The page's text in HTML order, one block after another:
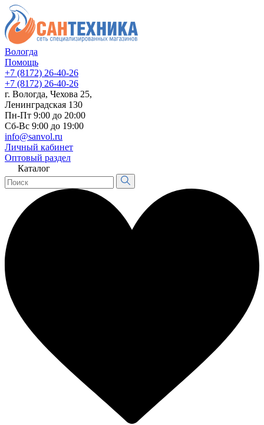
Вологда
Помощь
+7 (8172) 26-40-26
+7 (8172) 26-40-26
г. Вологда, Чехова 25,
Ленинградская 130
Пн-Пт 9:00 до 20:00
Сб-Вс 9:00 до 19:00
info@sanvol.ru
Личный кабинет
Оптовый раздел
Каталог